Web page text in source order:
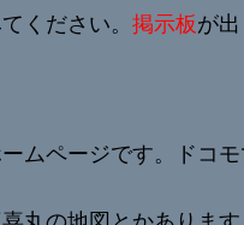
ください。 掲示板が
ムページです。ドコモ